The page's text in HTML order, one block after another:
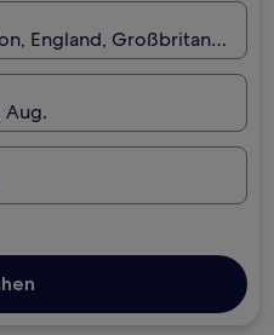
England, Großbritannien
Aug.